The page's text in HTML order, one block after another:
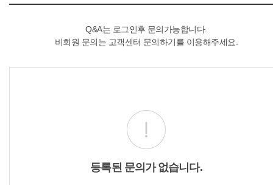
Q&A는 로그인후 문의가능합니다.
비회원 문의는 고객센터 문의하기를 이용해주세요.
등록된 문의가 없습니다.